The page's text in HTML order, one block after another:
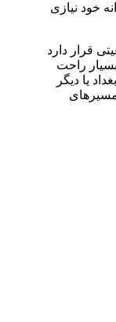
خود نیازی
قرار دارد
راحت
یا دیگر
مسیرهای